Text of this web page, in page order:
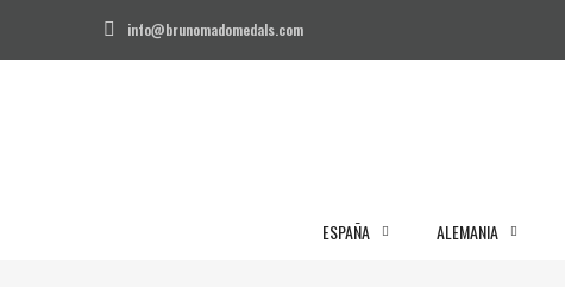
info@brunomadomedals.com
ESPAÑA ALEMANIA